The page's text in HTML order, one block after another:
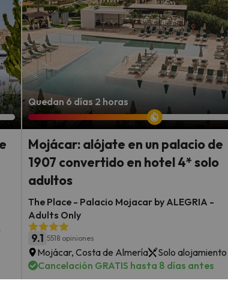
Quedan 6 días 2 horas
Mojácar: alójate en un palacio de
1907 convertido en hotel 4* solo
adultos
The Place - Palacio Mojacar by ALEGRIA -
Adults Only
9.1 5518 opiniones
Mojácar, Costa de Almería
Solo alojamiento
Cancelación GRATIS hasta 8 días antes